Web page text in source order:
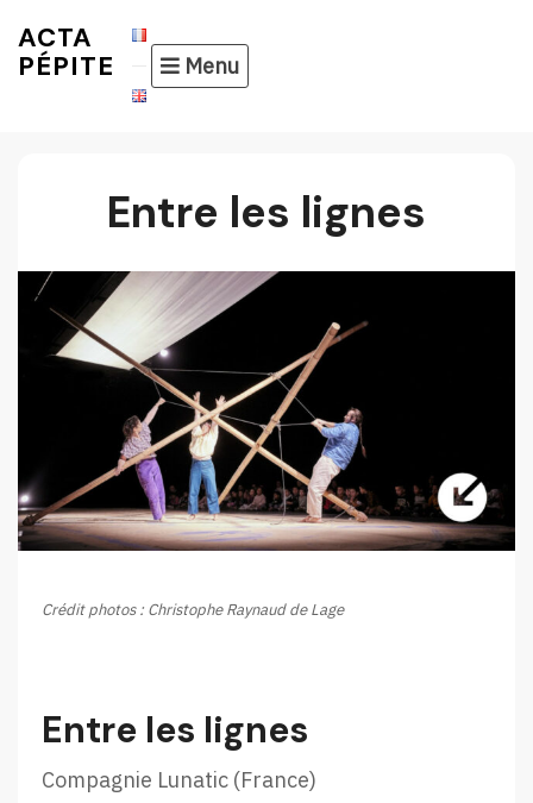
toACTA
PÉPITE
Menu
Entre les lignes
Crédit photos : Christophe Raynaud de Lage
Entre les lignes
Compagnie Lunatic (France)